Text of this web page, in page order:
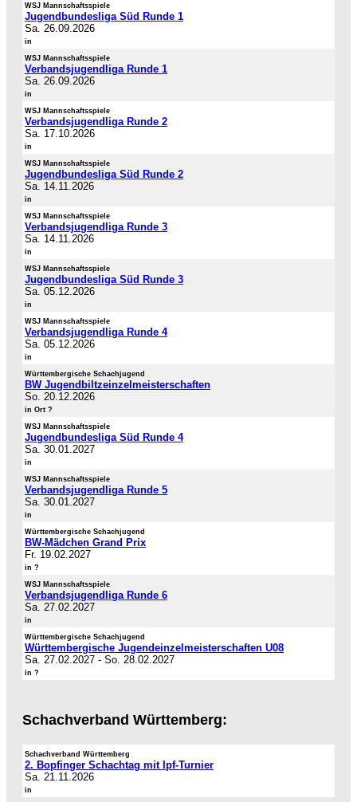
WSJ Mannschaftsspiele
Jugendbundesliga Süd Runde 1
Sa. 26.09.2026
in
WSJ Mannschaftsspiele
Verbandsjugendliga Runde 1
Sa. 26.09.2026
in
WSJ Mannschaftsspiele
Verbandsjugendliga Runde 2
Sa. 17.10.2026
in
WSJ Mannschaftsspiele
Jugendbundesliga Süd Runde 2
Sa. 14.11.2026
in
WSJ Mannschaftsspiele
Verbandsjugendliga Runde 3
Sa. 14.11.2026
in
WSJ Mannschaftsspiele
Jugendbundesliga Süd Runde 3
Sa. 05.12.2026
in
WSJ Mannschaftsspiele
Verbandsjugendliga Runde 4
Sa. 05.12.2026
in
Württembergische Schachjugend
BW Jugendbiltzeinzelmeisterschaften
So. 20.12.2026
in Ort ?
WSJ Mannschaftsspiele
Jugendbundesliga Süd Runde 4
Sa. 30.01.2027
in
WSJ Mannschaftsspiele
Verbandsjugendliga Runde 5
Sa. 30.01.2027
in
Württembergische Schachjugend
BW-Mädchen Grand Prix
Fr. 19.02.2027
in ?
WSJ Mannschaftsspiele
Verbandsjugendliga Runde 6
Sa. 27.02.2027
in
Württembergische Schachjugend
Württembergische Jugendeinzelmeisterschaften U08
Sa. 27.02.2027 - So. 28.02.2027
in ?
Schachverband Württemberg:
Schachverband Württemberg
2. Bopfinger Schachtag mit Ipf-Turnier
Sa. 21.11.2026
in